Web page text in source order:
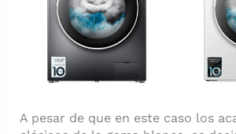
A pesar de que en este caso los